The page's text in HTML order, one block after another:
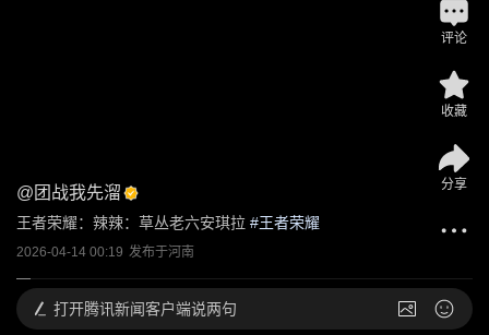
@ 团战我先溜
王者荣耀：辣辣：草丛老六安琪拉 #王者荣耀
2026-04-14 00:19 发布于河南
评论
收藏
分享
打开腾讯新闻客户端说两句